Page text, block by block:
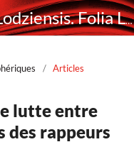
Acta Universitatis Lodziensis. Folia Litteraria Romanica
/ Articles
lutte entre
des rappeurs